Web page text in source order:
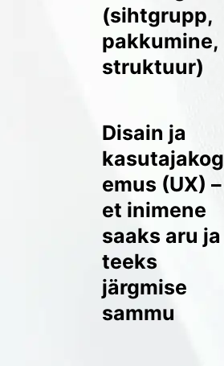
(sihtgrupp,
pakkumine,
struktuur)
Disain ja
kasutajakog
emus (UX) –
et inimene
saaks aru ja
teeks
järgmise
sammu